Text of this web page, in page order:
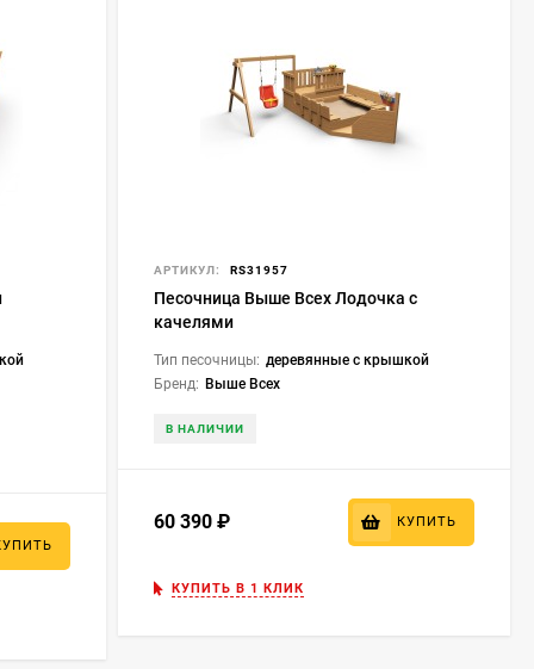
АРТИКУЛ: RS31957
Песочница Выше Всех Лодочка с
качелями
Тип песочницы: деревянные с крышкой
Бренд: Выше Всех
В НАЛИЧИИ
60 390 ₽ КУПИТЬ
КУПИТЬ В 1 КЛИК